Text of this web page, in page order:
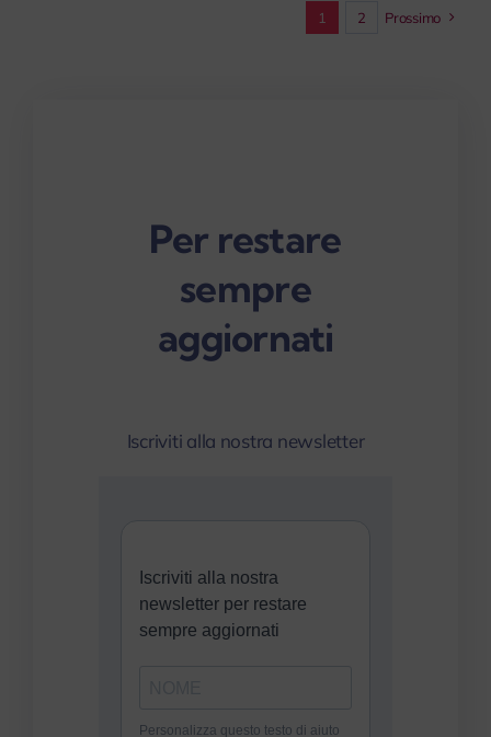
1 2 Prossimo
Per restare
sempre
aggiornati
Iscriviti alla nostra newsletter